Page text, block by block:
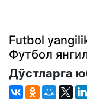
Futbol
Футбол
Дўстларга